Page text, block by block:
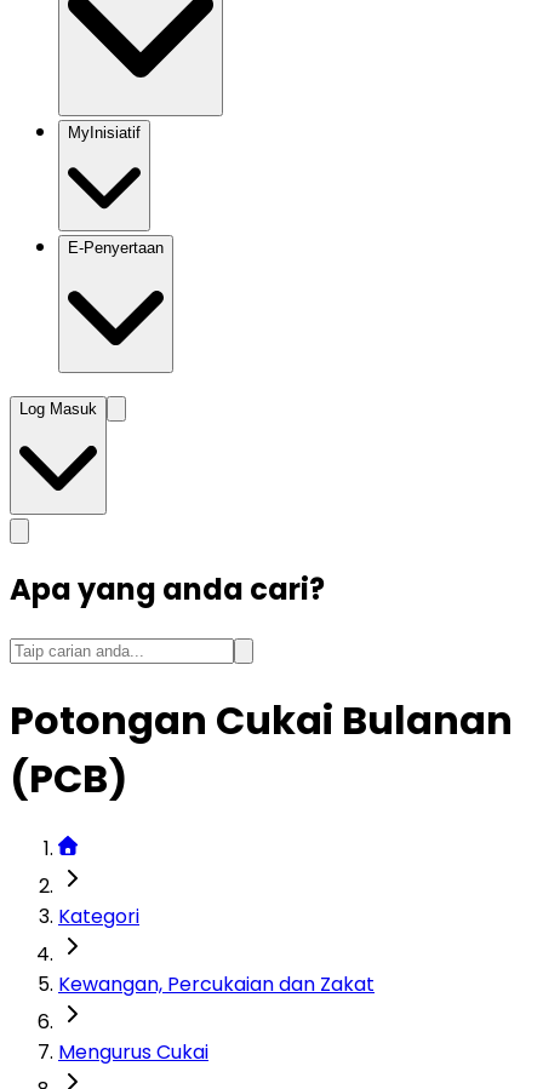
MyInisiatif
E-Penyertaan
Log Masuk
Apa yang anda cari?
Potongan Cukai Bulanan
(PCB)
Kategori
Kewangan, Percukaian dan Zakat
Mengurus Cukai